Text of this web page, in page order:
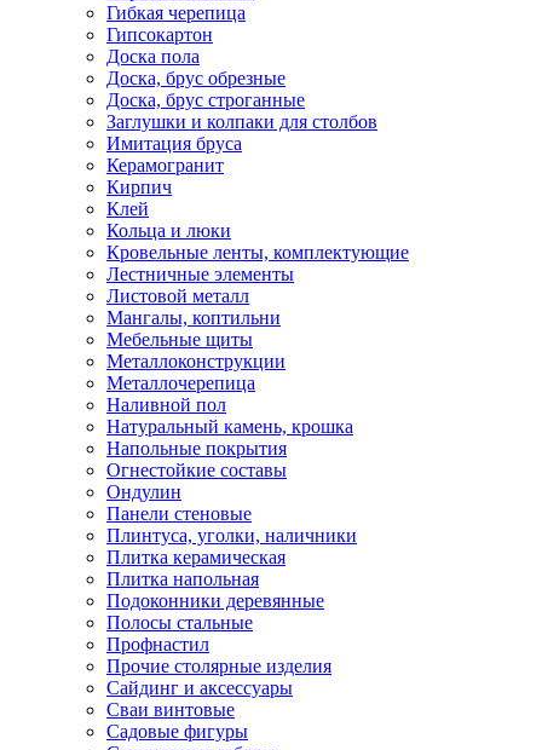
Гибкая черепица
Гипсокартон
Доска пола
Доска, брус обрезные
Доска, брус строганные
Заглушки и колпаки для столбов
Имитация бруса
Керамогранит
Кирпич
Клей
Кольца и люки
Кровельные ленты, комплектующие
Лестничные элементы
Листовой металл
Мангалы, коптильни
Мебельные щиты
Металлоконструкции
Металлочерепица
Наливной пол
Натуральный камень, крошка
Напольные покрытия
Огнестойкие составы
Ондулин
Панели стеновые
Плинтуса, уголки, наличники
Плитка керамическая
Плитка напольная
Подоконники деревянные
Полосы стальные
Профнастил
Прочие столярные изделия
Сайдинг и аксессуары
Сваи винтовые
Садовые фигуры